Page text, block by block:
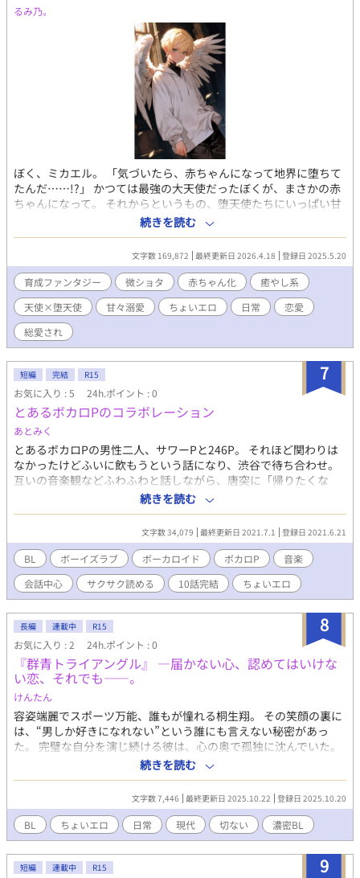
https://estar.jp/users/102335432に描いて頂きました｡ﾟ(ﾟ´Д
｀ﾟ)ﾟ｡ ありがとうございます…！！ 尚、画像の無断転載、加工な
どは一切禁止しております。
るみ乃。
ぼく、ミカエル。 「気づいたら、赤ちゃんになって地界に堕ちて
たんだ……!?」 かつては最強の大天使だったぼくが、まさかの赤
ちゃんになって。 それからというもの、堕天使たちにいっぱい甘
やかされて、守られて育てられているんだ。 ルシファスはぼくだ
けを見つめる独占欲たっぷりで、 ベルゼブは明るくていつも笑わ
せてくれる。 アゼルはちょっぴり厳しいけど、たまに見せる優し
い瞳に胸がきゅん。 サリエルはふんわり癒しの天使みたいで、ぼ
くをほっとさせてくれる。 みんなの深〜い愛に包まれて、ぼくは
とろけそうになることもあるよ。 赤ちゃんから少年へ、そして誰
もが見惚れる美しい青年へと育っていく。 ミカエル×堕天使たち
のドタバタ、ほわほわ溺愛BL育成ファンタジー。 ★番外編 『ど
うして君は堕ちたの？』 『堕天使たちと溺愛ミカエル ～夏限定
ち葉と甘い日々』 『堕天使たちと溺愛ミカエル～クリスマス/新
年・冬の灯』 『天界の甘い嵐』バレンタイン💝 『天界の桜祭り🌸
💖』 ✨️スピンオフ作品 🌟『蒼い翼の約束』―天使の恋は罪に堕ち
る― ルシファスが天使だった頃、ミカエルを想った恋物語。 ⇒
https://www.alphapolis.co.jp/novel/847606181/760983160 🌟
『片思いの美学！隣の笑顔は僕のもの！？』 by 天使ガブリエル
報われぬ恋こそ、美しい――光に恋した天使の片思い物語 ⇒
https://www.alphapolis.co.jp/novel/847606181/515998188
続きを読む
文字数 169,872 最終更新日 2026.4.18 登録日 2025.5.20
育成ファンタジー 微ショタ 赤ちゃん化
癒やし系
天使×堕天使
甘々溺愛 ちょいエロ 日常
恋愛
総愛され
7
短編 完結 R15
お気に入り : 5 24h.ポイント : 0
とあるボカロPのコラボレーション
あとみく
とあるボカロPの男性二人、サワーPと246P。 それほど関わりは
なかったけどふいに飲もうという話になり、渋谷で待ち合わせ。
互いの音楽観などふわふわと話しながら、唐突に「帰りたくな
い」と言い出す実家暮らしのサワーP。 ストーリーというより、
会話中心のふわふわしたお話です。 1日1話更新、10話完結予定。
※2016年に書いた話なので、話題とかがちょっと古いです ※作者
に音楽的知識は皆無です（笑） ※ボカロPとは・・・音声ソフト
「ボーカロイド」を用いた楽曲のプロデューサー（＝P）でボカ
ロP。意味としては、自分で曲を作ってそこにボーカロイド音声を
くっつければ、それって実在のボーカルがいなくても、一人でも
アマチュアでも音楽プロデューサーだよねってこと。我々物書き
同様、趣味程度から有名なプロまで老若男女様々なPがいて、ニコ
動やYoutubeで楽曲を公開している。ボカロP出身で有名になった
のが米津さんや夜遊びさん。
続きを読む
文字数 34,079 最終更新日 2021.7.1 登録日 2021.6.21
BL ボーイズラブ ボーカロイド ボカロP
音楽
会話中心
サクサク読める 10話完結 ちょいエロ
8
長編 連載中 R15
お気に入り : 2 24h.ポイント : 0
『群青トライアングル』 —届かない心、認めてはいけな
い恋、それでも——。
けんたん
容姿端麗でスポーツ万能、誰もが憧れる桐生翔。 その笑顔の裏に
は、“男しか好きになれない”という誰にも言えない秘密があっ
た。 完璧な自分を演じ続ける彼は、心の奥で孤独に沈んでいた。
そんな翔を、クラスで唯一真正面から見ていたのが冴えない優等
生・佐倉海斗。 人と関わるのが苦手な彼だが、翔の「本当の顔」
を偶然知ってしまう。 動揺する海斗に、翔は初めて自分の秘密を
打ち明ける——。 そして、その二人の関係に割って入る一人の少
女・水無瀬 玲奈（みなせ れいな）。 明るく、真っ直ぐで、翔に想
いを寄せる彼女の存在が、三人の心を大きく揺さぶっていく。 友
情、恋情、嫉妬、そして「受け入れる勇気」。 これは、誰かを愛
することの形を問う、青く苦しい群青の物語——。
続きを読む
文字数 7,446 最終更新日 2025.10.22 登録日 2025.10.20
BL ちょいエロ 日常 現代 切ない 濃密BL
9
短編 連載中 R15